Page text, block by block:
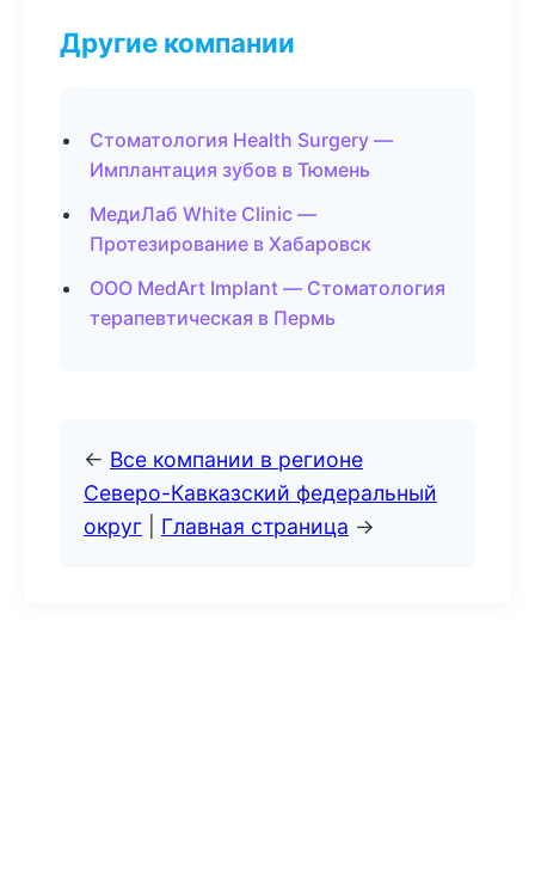
Другие компании
Стоматология Health Surgery —
Имплантация зубов в Тюмень
МедиЛаб White Clinic —
Протезирование в Хабаровск
ООО MedArt Implant — Стоматология
терапевтическая в Пермь
← Все компании в регионе
Северо-Кавказский федеральный
округ
Главная страница →